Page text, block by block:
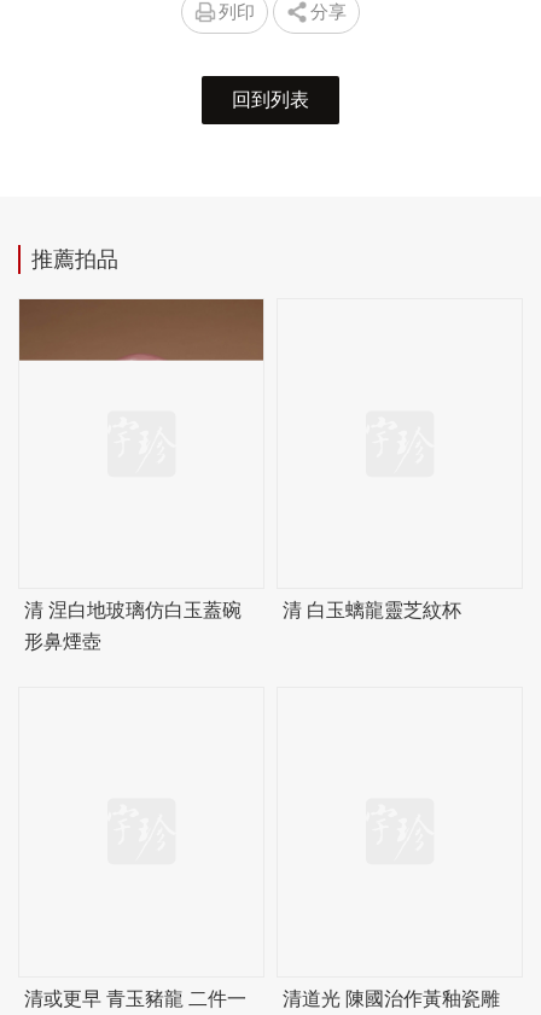
列印 分享
回到列表
推薦拍品
清 涅白地玻璃仿白玉蓋碗
形鼻煙壺
清 白玉螭龍靈芝紋杯
清或更早 青玉豬龍 二件一
清道光 陳國治作黃釉瓷雕